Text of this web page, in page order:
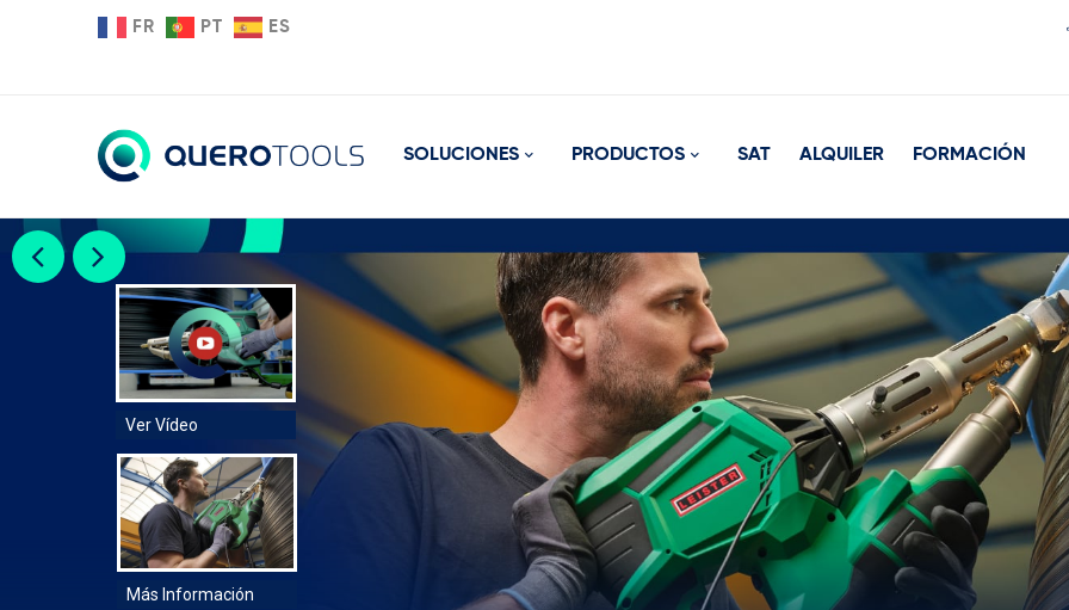
FR PT ES
SOLUCIONES PRODUCTOS SAT ALQUILER FORMACIÓN
Más Información
Ver Vídeo